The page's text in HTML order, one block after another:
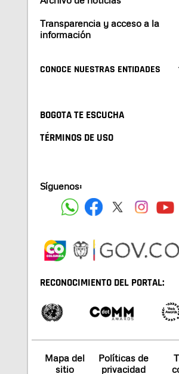
Transparencia y acceso a la
información
CONOCE NUESTRAS ENTIDADES
BOGOTA TE ESCUCHA
TÉRMINOS DE USO
Síguenos:
RECONOCIMIENTO DEL PORTAL:
Mapa del
sitio
Políticas de
privacidad